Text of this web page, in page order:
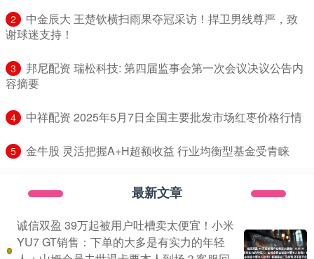
2
​中金辰大 王楚钦横扫雨果夺冠采访！捍卫男线尊严，致
谢球迷支持！
3
​邦尼配资 瑞松科技: 第四届监事会第一次会议决议公告内
容摘要
4 ​中祥配资 2025年5月7日全国主要批发市场红枣价格行情
5 ​金牛股 灵活把握A+H超额收益 行业均衡型基金受青睐
最新文章
诚信双盈 39万起被用户吐槽卖太便宜！小米
YU7 GT销售：下单的大多是有实力的年轻